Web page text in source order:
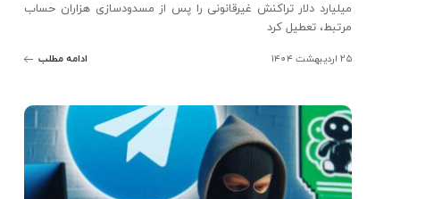
میلیارد دلار تراکنش غیرقانونی را پس از مسدودسازی هزاران حساب
مرتبط، تعطیل کرد
۲۵ اردیبهشت ۱۴۰۴ ادامه مطلب